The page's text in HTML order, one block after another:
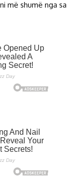
më shumë nga sa